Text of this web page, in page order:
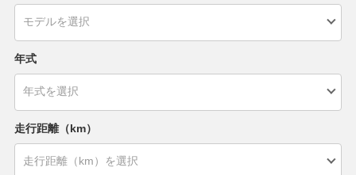
年式
走行距離（km）